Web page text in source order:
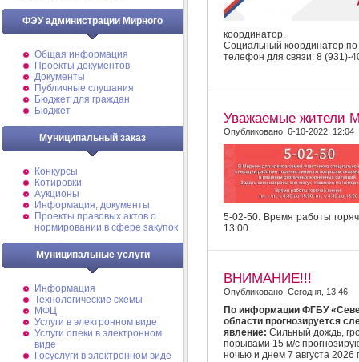
ФЭУ администрации Мирного
Общая информация
Проекты документов
Документы
Публичные слушания
Бюджет для граждан
Бюджет
Муниципальный заказ
Конкурсы
Котировки
Аукционы
Информация, документы
Проекты правовых актов о
нормировании в сфере закупок
Муниципальные услуги
Информация
Технологические схемы
МФЦ
Услуги в электронном виде
Услуги опеки в электронном
виде
Госуслуги в электронном виде
координатор.
Социальный координатор
телефон для связи: 8 (931)-
Уважаемые жители
Опубликовано: 6-10-2022, 12:04
5-02-50. Время работы
13:00.
ВНИМАНИЕ!!!
Опубликовано: Сегодня, 13:46
По информации ФГБУ
области прогнозируется
явление: Сильный дождь,
порывами 15 м/с
ночью и днем 7 августа 2026